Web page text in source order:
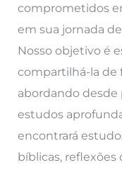
comprometidos
em sua jornada
Nosso objetivo é
compartilhá-la de
abordando
estudos
encontrará
bíblicas, reflexões